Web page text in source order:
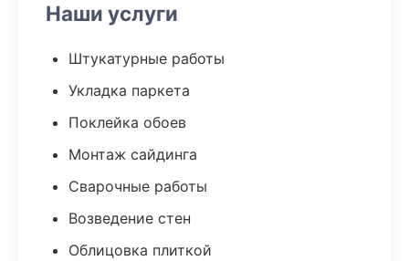
Наши услуги
Штукатурные работы
Укладка паркета
Поклейка обоев
Монтаж сайдинга
Сварочные работы
Возведение стен
Облицовка плиткой